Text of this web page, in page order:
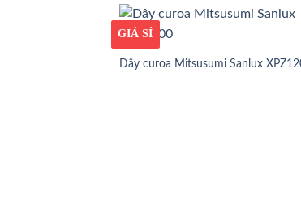
GIÁ TỐT
GIÁ SỈ
Dây curoa Mitsusumi Sanlux